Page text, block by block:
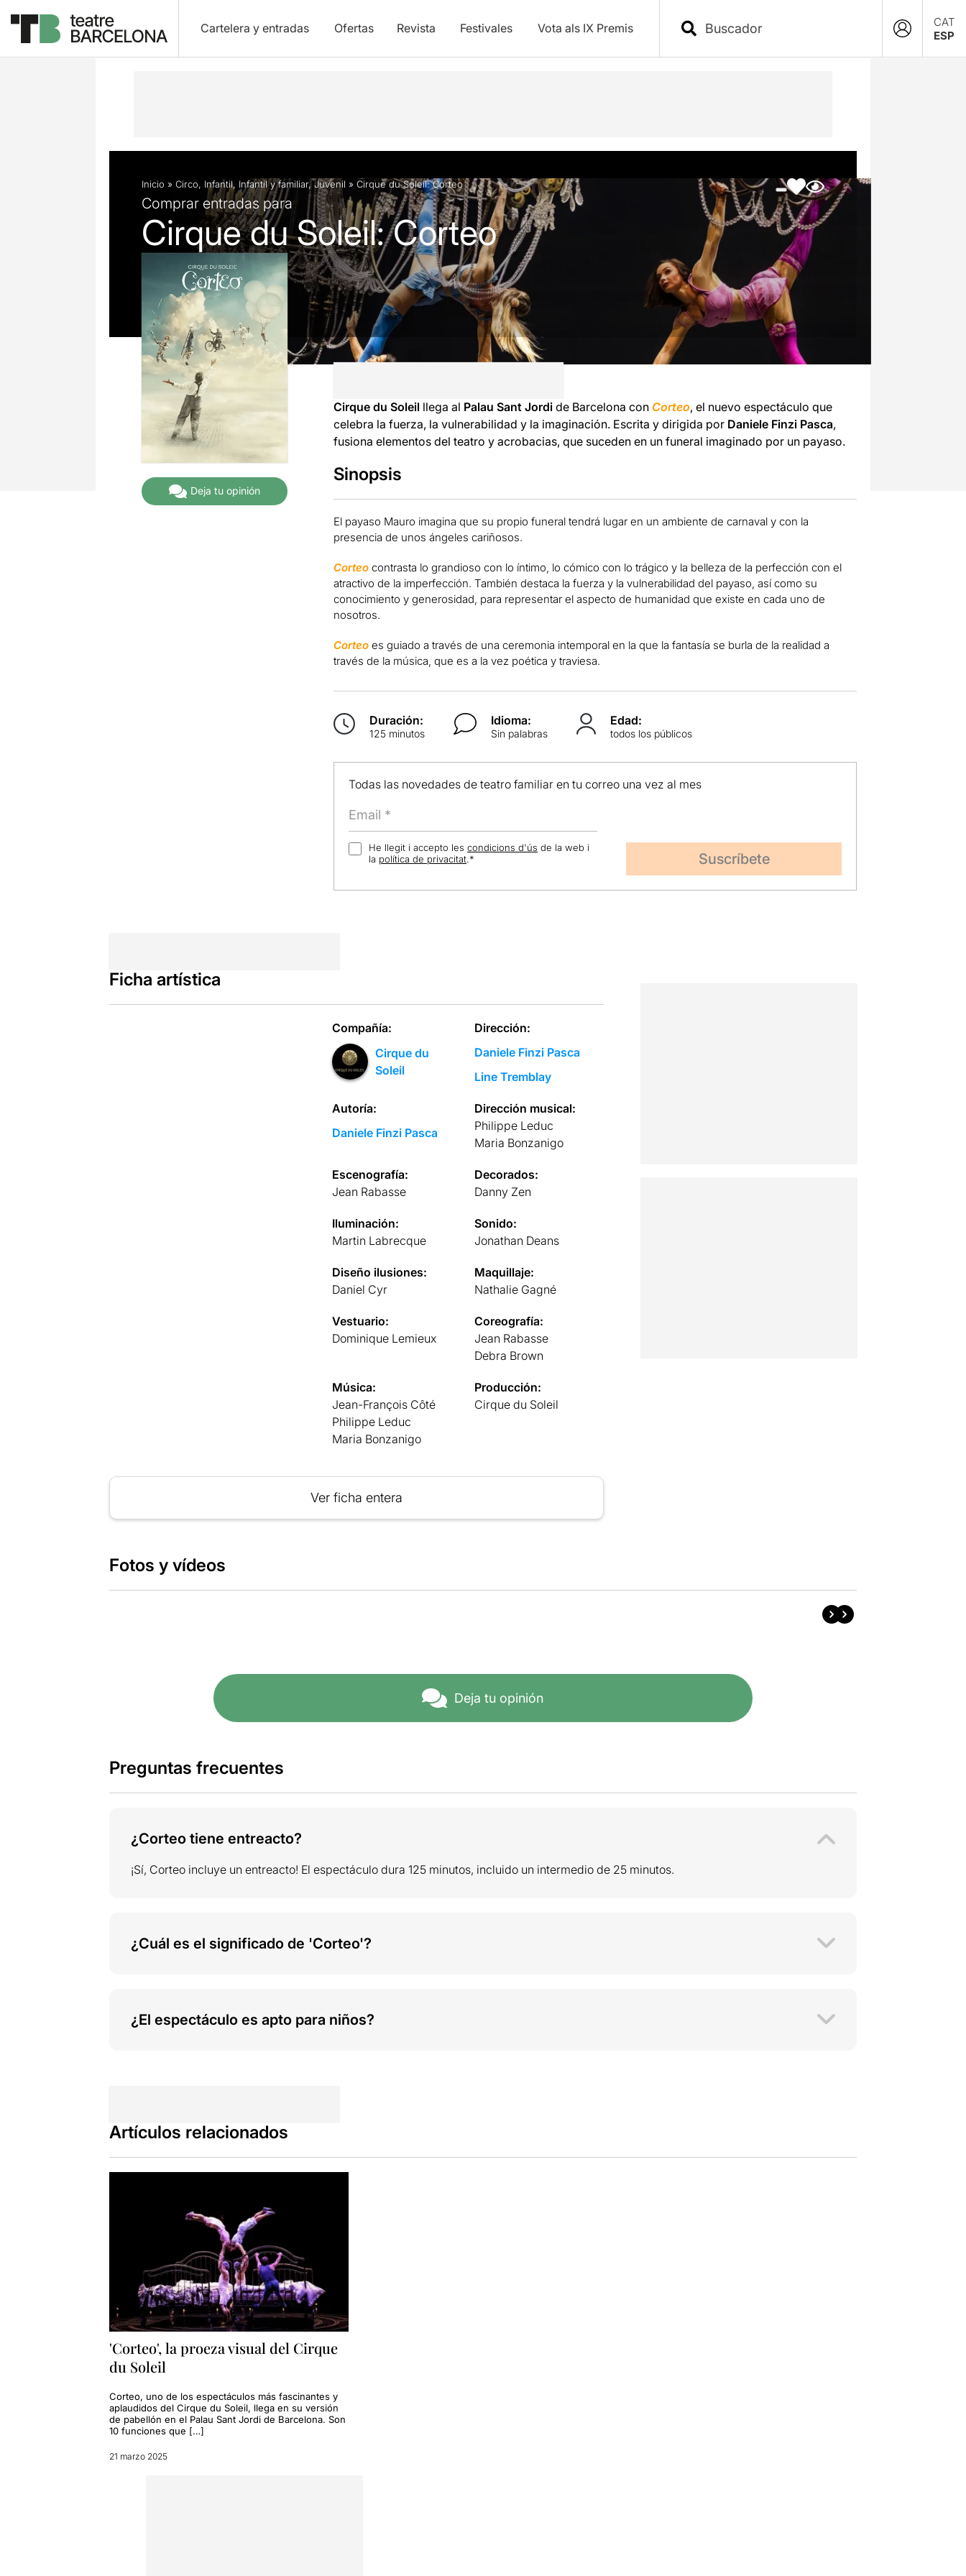
Cartelera y entradas Ofertas Revista Festivales Vota als IX Premis
CAT
ESP
Descripción Ficha artística Fotos y vídeos FAQs Artículos
Inicio » Circo, Infantil, Infantil y familiar,Juvenil » Cirque du Soleil: Corteo
Comprar entradas para
Cirque du Soleil: Corteo
Deja tu opinión
Cirque du Soleil llega al Palau Sant Jordide Barcelona con Corteo, el nuevo espectáculo que
celebra la fuerza, la vulnerabilidad y la imaginación. Escrita y dirigida por Daniele Finzi Pasca,
fusiona elementos del teatro y acrobacias, que suceden en un funeral imaginado por un payaso.
Sinopsis
El payaso Mauro imagina que su propio funeral tendrá lugar en un ambiente de carnaval y con la
presencia de unos ángeles cariñosos.
Corteo contrasta lo grandioso con lo íntimo, lo cómico con lo trágico y la belleza de la perfección con el
atractivo de la imperfección. También destaca la fuerza y la vulnerabilidad del payaso, así como su
conocimiento y generosidad, para representar el aspecto de humanidad que existe en cada uno de
nosotros.
Corteo es guiado a través de una ceremonia intemporal en la que la fantasía se burla de la realidad a
través de la música, que es a la vez poética y traviesa.
Duración:
125 minutos
Idioma:
Sin palabras
Edad:
todos los públicos
Todas las novedades de teatro familiar en tu correo una vez al mes
He llegit i accepto les condicions d'ús de la web i
la política de privacitat.*
Ficha artística
Compañía:
Cirque du
Soleil
Dirección:
Daniele Finzi Pasca
Line Tremblay
Autoría:
Daniele Finzi Pasca
Dirección musical:
Philippe Leduc
Maria Bonzanigo
Escenografía:
Jean Rabasse
Decorados:
Danny Zen
Iluminación:
Martin Labrecque
Sonido:
Jonathan Deans
Diseño ilusiones:
Daniel Cyr
Maquillaje:
Nathalie Gagné
Vestuario:
Dominique Lemieux
Coreografía:
Jean Rabasse
Debra Brown
Música:
Jean-François Côté
Philippe Leduc
Maria Bonzanigo
Producción:
Cirque du Soleil
Ver ficha entera
Fotos y vídeos
Deja tu opinión
Preguntas frecuentes
¿Corteo tiene entreacto?
¡Sí, Corteo incluye un entreacto! El espectáculo dura 125 minutos, incluido un intermedio de 25 minutos.
¿Cuál es el significado de 'Corteo'?
¿El espectáculo es apto para niños?
Artículos relacionados
'Corteo', la proeza visual del Cirque
du Soleil
Corteo, uno de los espectáculos más fascinantes y
aplaudidos del Cirque du Soleil, llega en su versión
de pabellón en el Palau Sant Jordi de Barcelona. Son
10 funciones que […]
21 marzo 2025